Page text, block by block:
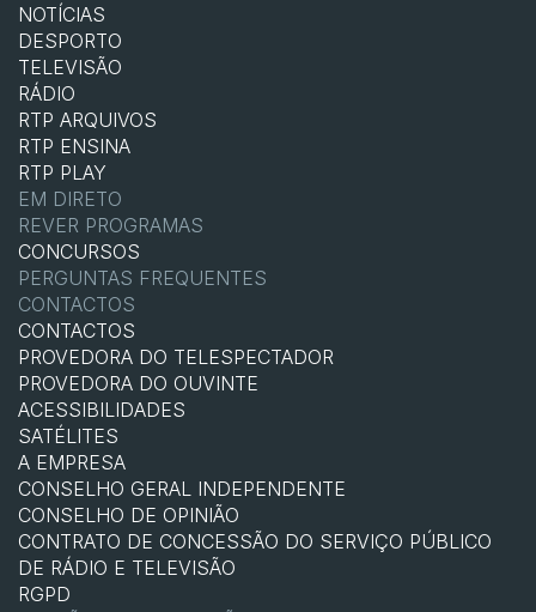
NOTÍCIAS
DESPORTO
TELEVISÃO
RÁDIO
RTP ARQUIVOS
RTP ENSINA
RTP PLAY
EM DIRETO
REVER PROGRAMAS
CONCURSOS
PERGUNTAS FREQUENTES
CONTACTOS
CONTACTOS
PROVEDORA DO TELESPECTADOR
PROVEDORA DO OUVINTE
ACESSIBILIDADES
SATÉLITES
A EMPRESA
CONSELHO GERAL INDEPENDENTE
CONSELHO DE OPINIÃO
CONTRATO DE CONCESSÃO DO SERVIÇO PÚBLICO
DE RÁDIO E TELEVISÃO
RGPD